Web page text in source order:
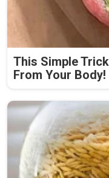
This Simple
From Your Body!